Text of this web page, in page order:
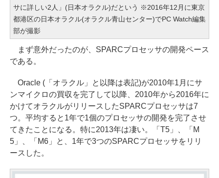
サに詳しい2人」(日本オラクル)だという ※2016年12月に東京
都港区の日本オラクル(オラクル青山センター)でPC Watch編集
部が撮影
まず意外だったのが、SPARCプロセッサの開発ペース
である。
Oracle (「オラクル」と以降は表記)が2010年1月にサ
ンマイクロの買収を完了して以降、2010年から2016年に
かけてオラクルがリリースしたSPARCプロセッサは7
つ。平均すると1年で1個のプロセッサの開発を完了させ
てきたことになる。特に2013年は凄い。「T5」、「M
5」、「M6」と、1年で3つのSPARCプロセッサをリリ
ースした。